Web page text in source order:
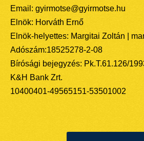
Email: gyirmotse@gyirmotse.hu
Elnök: Horváth Ernő
Elnök-helyettes: Margitai Zoltán |
Adószám:18525278-2-08
Bírósági bejegyzés: Pk.T.61.126/
K&H Bank Zrt.
10400401-49565151-53501002